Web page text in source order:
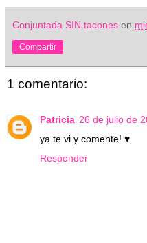
Conjuntada SIN tacones en
Compartir
1 comentario:
Patricia 26 de julio de
ya te vi y comente! ♥
Responder